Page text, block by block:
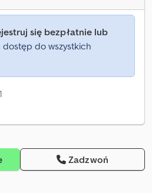
się bezpłatnie lub
dostęp do wszystkich
Zadzwoń